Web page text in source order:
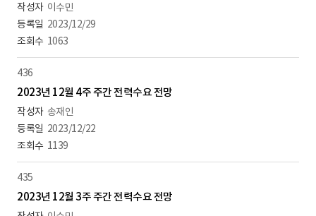
이수민
2023/12/29
1063
436
2023년 12월 4주 주간 전력수요 전망
송재인
2023/12/22
1139
435
2023년 12월 3주 주간 전력수요 전망